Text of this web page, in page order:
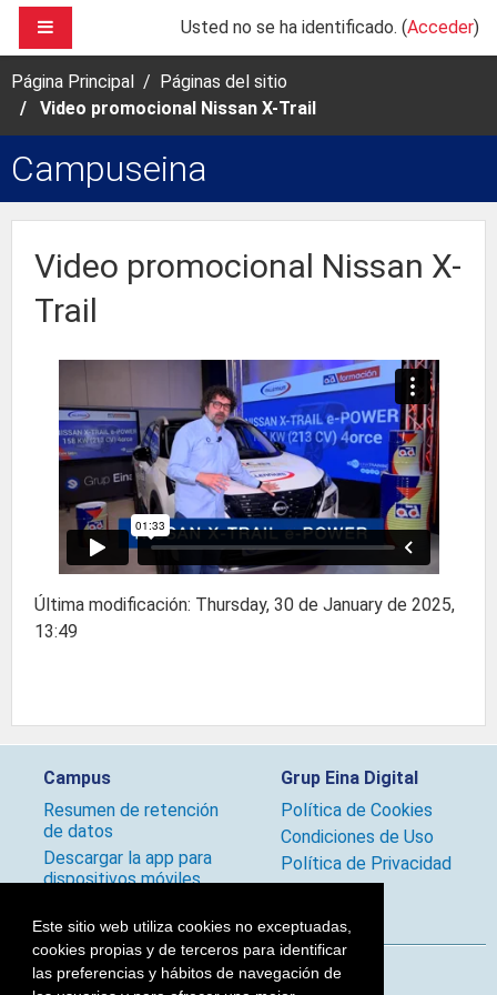
Este sitio web utiliza cookies no exceptuadas,
cookies propias y de terceros para identificar
las preferencias y hábitos de navegación de
Saltar al contenido principal
Usted no se ha identificado. (Acceder)
Página Principal
Páginas del sitio
Video promocional Nissan X-Trail
Campuseina
Video promocional Nissan X-
Trail
Última modificación: Thursday, 30 de January de 2025,
13:49
Campus
Resumen de retención
de datos
Descargar la app para
dispositivos móviles
Grup Eina Digital
Política de Cookies
Condiciones de Uso
Política de Privacidad
Síguenos